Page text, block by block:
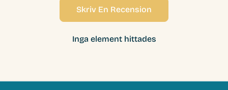
Skriv En Recension
Inga element hittades